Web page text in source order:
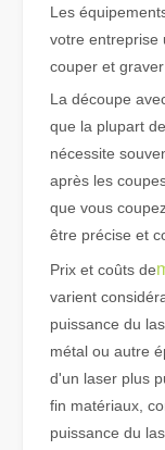
La découpe laser
Les
votre entreprise
couper et
La découpe
que la plupart
nécessite
après les
que vous
être précise et
Prix ​​et coûts de
varient
puissance du
métal ou autre
d'un laser plus
fin matériaux,
puissance du